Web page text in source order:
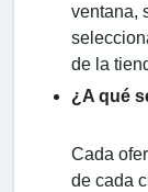
ventana,
de la
¿A qué
Cada
de cada